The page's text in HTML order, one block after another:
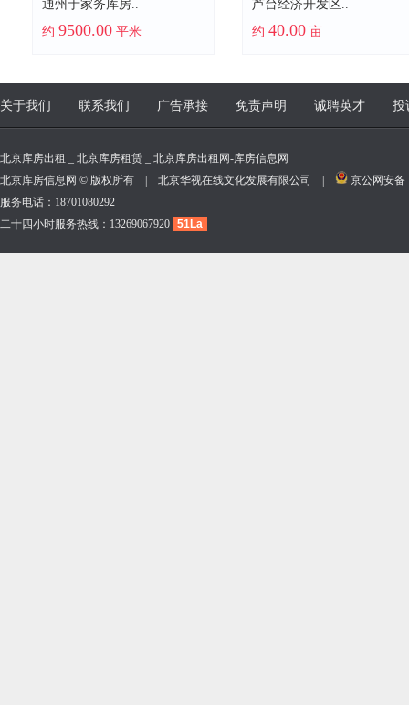
通州于家务库房..
约 9500.00 平米
芦台经济开发区..
约 40.00 亩
关于我们 联系我们 广告承接 免责声明 诚聘英才 投
北京库房出租 _ 北京库房租赁 _ 北京库房出租网-库房信息网
北京库房信息网 © 版权所有 | 北京华视在线文化发展有限公司 |
京公网安备
服务电话：18701080292
二十四小时服务热线：13269067920 51La